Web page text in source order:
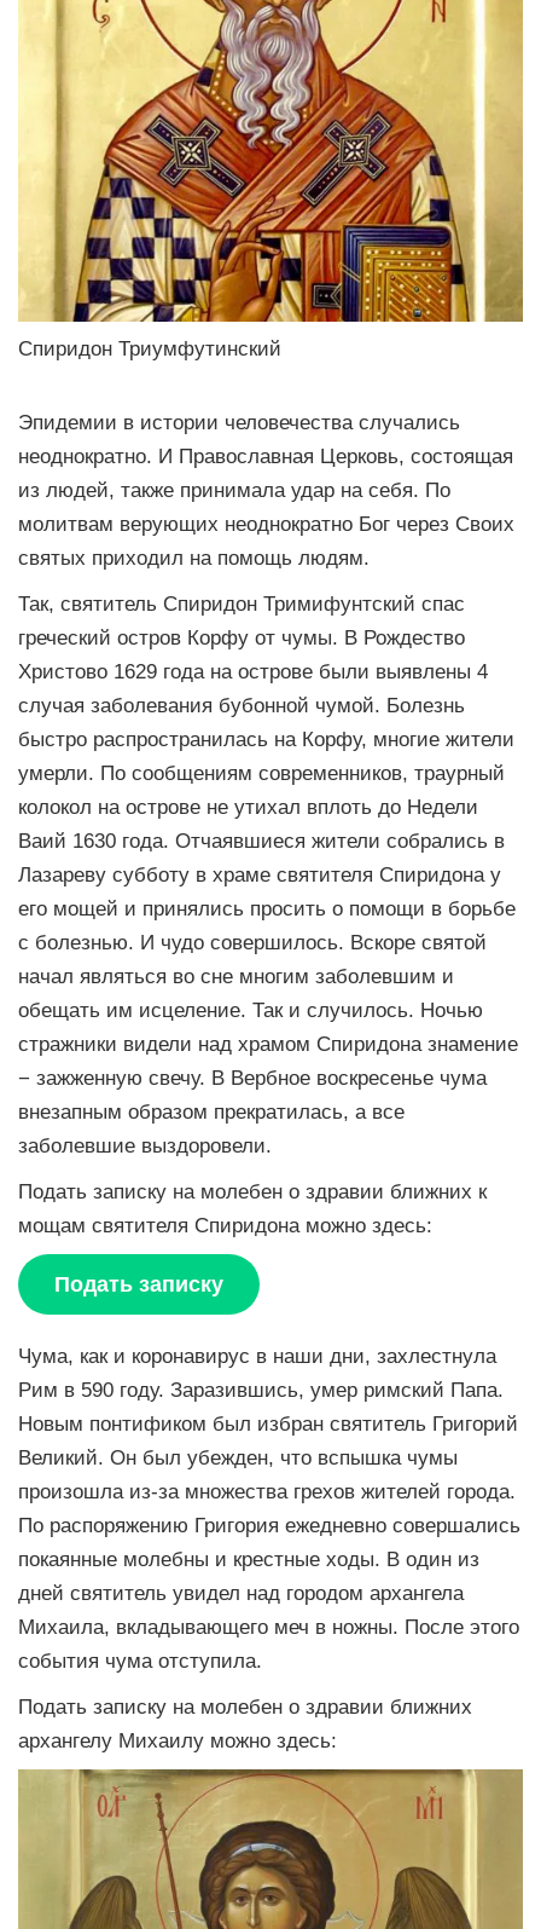
Спиридон Триумфутинский
Эпидемии в истории человечества случались
неоднократно. И Православная Церковь, состоящая
из людей, также принимала удар на себя. По
молитвам верующих неоднократно Бог через Своих
святых приходил на помощь людям.
Так, святитель Спиридон Тримифунтский спас
греческий остров Корфу от чумы. В Рождество
Христово 1629 года на острове были выявлены 4
случая заболевания бубонной чумой. Болезнь
быстро распространилась на Корфу, многие жители
умерли. По сообщениям современников, траурный
колокол на острове не утихал вплоть до Недели
Ваий 1630 года. Отчаявшиеся жители собрались в
Лазареву субботу в храме святителя Спиридона у
его мощей и принялись просить о помощи в борьбе
с болезнью. И чудо совершилось. Вскоре святой
начал являться во сне многим заболевшим и
обещать им исцеление. Так и случилось. Ночью
стражники видели над храмом Спиридона знамение
− зажженную свечу. В Вербное воскресенье чума
внезапным образом прекратилась, а все
заболевшие выздоровели.
Подать записку на молебен о здравии ближних к
мощам святителя Спиридона можно здесь:
Подать записку
Чума, как и коронавирус в наши дни, захлестнула
Рим в 590 году. Заразившись, умер римский Папа.
Новым понтификом был избран святитель Григорий
Великий. Он был убежден, что вспышка чумы
произошла из-за множества грехов жителей города.
По распоряжению Григория ежедневно совершались
покаянные молебны и крестные ходы. В один из
дней святитель увидел над городом архангела
Михаила, вкладывающего меч в ножны. После этого
события чума отступила.
Подать записку на молебен о здравии ближних
архангелу Михаилу можно здесь: